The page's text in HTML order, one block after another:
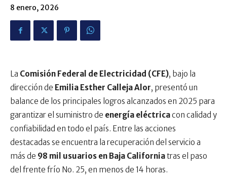
8 enero, 2026
La Comisión Federal de Electricidad (CFE), bajo la
dirección de Emilia Esther Calleja Alor, presentó un
balance de los principales logros alcanzados en 2025 para
garantizar el suministro de energía eléctricacon calidad y
confiabilidad en todo el país. Entre las acciones
destacadas se encuentra la recuperación del servicio a
más de 98 mil usuarios en Baja Californiatras el paso
del frente frío No. 25, en menos de 14 horas.